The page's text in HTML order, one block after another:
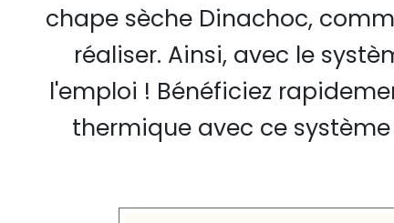
chape sèche Dinachoc,
réaliser. Ainsi, avec le
l'emploi ! Bénéficiez
thermique avec ce